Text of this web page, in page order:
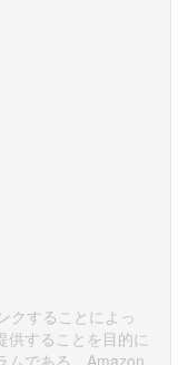
クすることによっ
供することを目的に
ムである、Amazon